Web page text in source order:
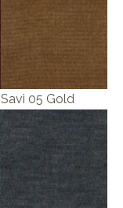
Savi 05 Gold